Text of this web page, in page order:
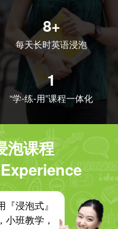
8+
每天长时英语浸泡
1
“学-练-用”课程一体化
泡课程
浸泡式』
班教学，